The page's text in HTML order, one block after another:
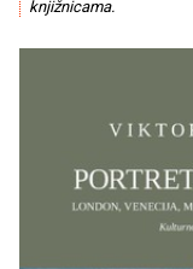
knjižnicama.